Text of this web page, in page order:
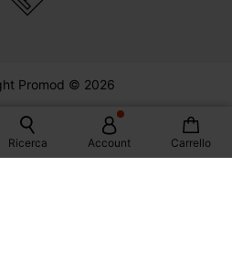
Ricerca Account Carrello
Promod © 2026
le condizioni